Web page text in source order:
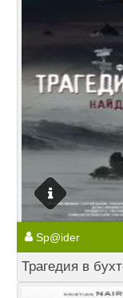
Sp@ider
Трагедия в